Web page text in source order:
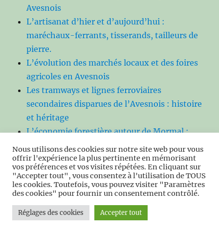
Avesnois
L’artisanat d’hier et d’aujourd’hui :
maréchaux-ferrants, tisserands, tailleurs de
pierre.
L’évolution des marchés locaux et des foires
agricoles en Avesnois
Les tramways et lignes ferroviaires
secondaires disparues de l’Avesnois : histoire
et héritage
L’économie forestière autour de Mormal :
charbonnage, verreries et exploitation du
bois
Les migrations et déplacements de
populations en Avesnois (XVIe–XXe siècle)
Les contrebandiers et trafics transfrontaliers
dans l’Avesnois
Nous utilisons des cookies sur notre site web pour vous
offrir l'expérience la plus pertinente en mémorisant
vos préférences et vos visites répétées. En cliquant sur
"Accepter tout", vous consentez à l'utilisation de TOUS
les cookies. Toutefois, vous pouvez visiter "Paramètres
des cookies" pour fournir un consentement contrôlé.
Réglages des cookies Accepter tout